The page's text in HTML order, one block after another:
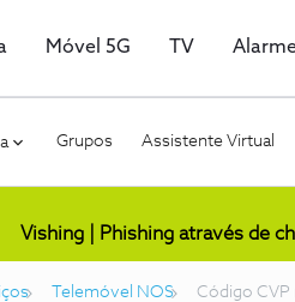
Móvel 5G TV
Grupos Assistente Virtual
Vishing | Phishing através de
Telemóvel NOS Código CVP